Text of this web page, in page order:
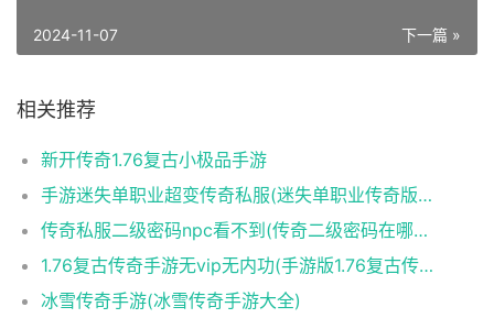
下一篇 »
2024-11-07
相关推荐
新开传奇1.76复古小极品手游
手游迷失单职业超变传奇私服(迷失单职业传奇版本)
传奇私服二级密码npc看不到(传奇二级密码在哪设置)
1.76复古传奇手游无vip无内功(手游版1.76复古传奇)
冰雪传奇手游(冰雪传奇手游大全)